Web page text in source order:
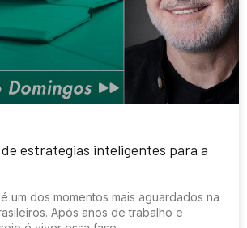
estratégias inteligentes para a
um dos momentos mais aguardados na
Após anos de trabalho e